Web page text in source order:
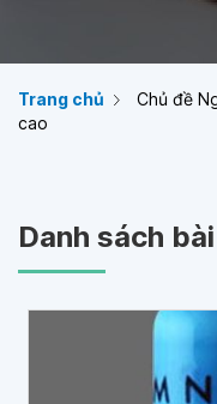
Trang chủ
Chủ đề
cao
Danh sách